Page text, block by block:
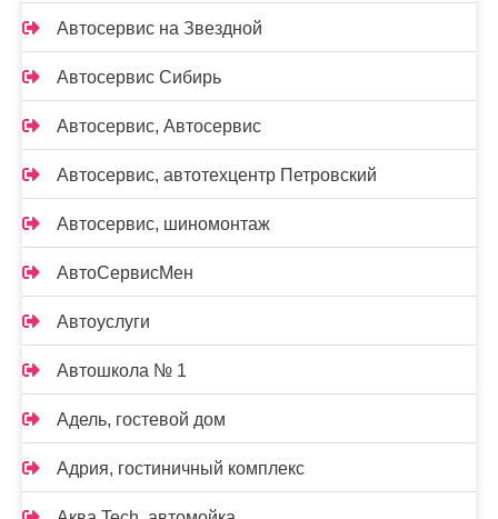
Автосервис на Звездной
Автосервис Сибирь
Автосервис, Автосервис
Автосервис, автотехцентр Петровский
Автосервис, шиномонтаж
АвтоСервисМен
Автоуслуги
Автошкола № 1
Адель, гостевой дом
Адрия, гостиничный комплекс